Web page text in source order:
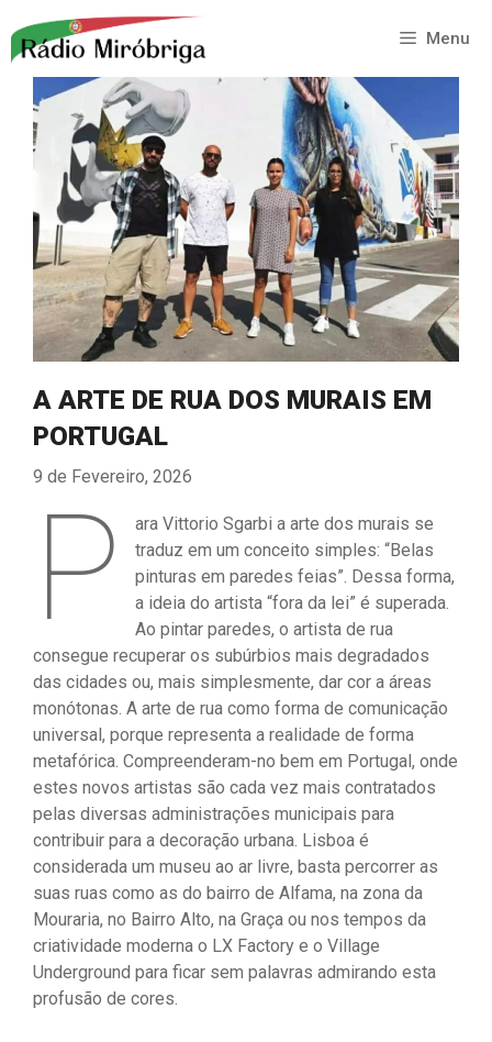
para
conteúdo
Menu
A ARTE DE RUA DOS MURAIS EM
PORTUGAL
9 de Fevereiro, 2026
P
ara Vittorio Sgarbi a arte dos murais se
traduz em um conceito simples: “Belas
pinturas em paredes feias”. Dessa forma,
a ideia do artista “fora da lei” é superada.
Ao pintar paredes, o artista de rua
consegue recuperar os subúrbios mais degradados
das cidades ou, mais simplesmente, dar cor a áreas
monótonas. A arte de rua como forma de comunicação
universal, porque representa a realidade de forma
metafórica. Compreenderam-no bem em Portugal, onde
estes novos artistas são cada vez mais contratados
pelas diversas administrações municipais para
contribuir para a decoração urbana. Lisboa é
considerada um museu ao ar livre, basta percorrer as
suas ruas como as do bairro de Alfama, na zona da
Mouraria, no Bairro Alto, na Graça ou nos tempos da
criatividade moderna o LX Factory e o Village
Underground para ficar sem palavras admirando esta
profusão de cores.